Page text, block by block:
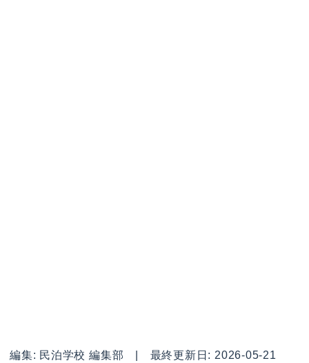
編集: 民泊学校 編集部 | 最終更新日: 2026-05-21